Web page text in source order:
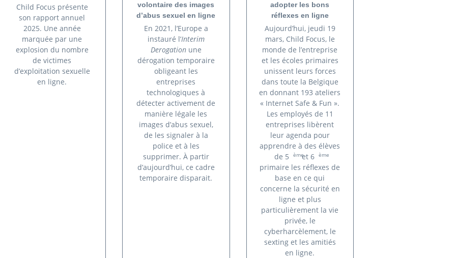
Child Focus présente
son rapport annuel
2025. Une année
marquée par une
explosion du nombre
de victimes
d’exploitation sexuelle
en ligne.
volontaire des images
d’abus sexuel en ligne
En 2021, l’Europe a
instauré l’Interim
Derogationune
dérogation temporaire
obligeant les
entreprises
technologiques à
détecter activement de
manière légale les
images d’abus sexuel,
de les signaler à la
police et à les
supprimer. À partir
d’aujourd’hui, ce cadre
temporaire disparait.
adopter les bons
réflexes en ligne
Aujourd’hui, jeudi 19
mars, Child Focus, le
monde de l’entreprise
et les écoles primaires
unissent leurs forces
dans toute la Belgique
en donnant 193 ateliers
« Internet Safe & Fun ».
Les employés de 11
entreprises libèrent
leur agenda pour
apprendre à des élèves
de 5
èmeet 6 ème
primaire les réflexes de
base en ce qui
concerne la sécurité en
ligne et plus
particulièrement la vie
privée, le
cyberharcèlement, le
sexting et les amitiés
en ligne.